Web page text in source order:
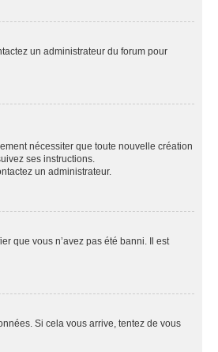
un administrateur du forum pour
nécessiter que toute nouvelle création
ses instructions.
un administrateur.
que vous n’avez pas été banni. Il est
Si cela vous arrive, tentez de vous